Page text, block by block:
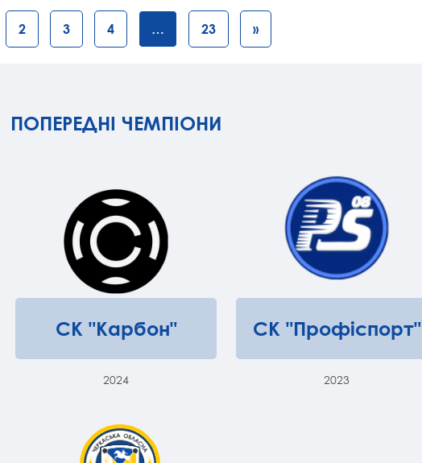
2 3 4 … 23 »
ПОПЕРЕДНІ ЧЕМПІОНИ
СК "Карбон"
2024
СК "Профіспорт"
2023